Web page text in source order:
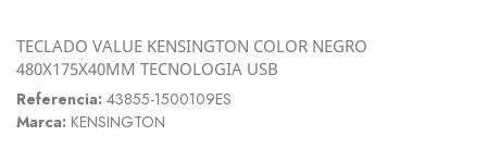
TECLADO VALUE KENSINGTON COLOR NEGRO
480X175X40MM TECNOLOGIA USB
Referencia: 43855-1500109ES
Marca: KENSINGTON